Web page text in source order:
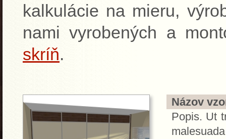
kalkulácie na mieru,
nami vyrobených a
skríň.
Názov
Popis. Ut